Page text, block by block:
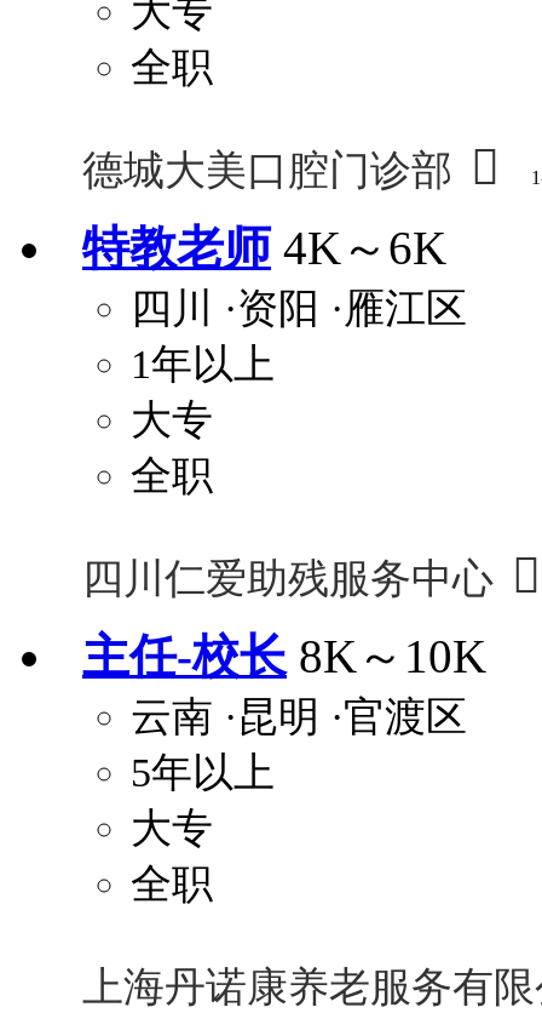
大专
全职
德城大美口腔门诊部 
特教老师 4K～6K
四川 ·资阳 ·雁江区
1年以上
大专
全职
四川仁爱助残服务中心 
主任-校长 8K～10K
云南 ·昆明 ·官渡区
5年以上
大专
全职
上海丹诺康养老服务有